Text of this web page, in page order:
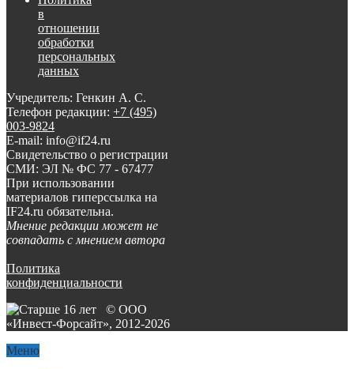
в
отношении
обработки
персональных
данных
Учредитель: Генкин А. С.
Телефон редакции: +7 (495)
003-9824
E-mail: info@if24.ru
Свидетельство о регистрации
СМИ: ЭЛ № ФС 77 - 67477
При использовании
материалов гиперссылка на
IF24.ru обязательна.
Мнение редакции может не
совпадать с мнением автора
Политика
конфиденциальности
© ООО
«Инвест-Форсайт», 2012-2026
Меню